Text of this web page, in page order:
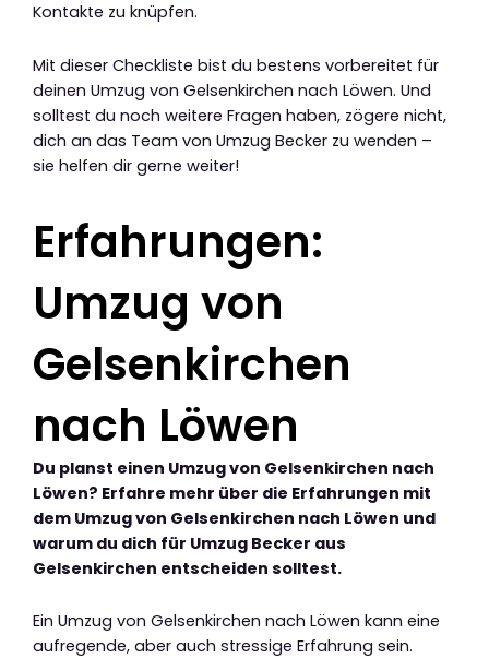
Kontakte zu knüpfen.
Mit dieser Checkliste bist du bestens vorbereitet für
deinen Umzug von Gelsenkirchen nach Löwen. Und
solltest du noch weitere Fragen haben, zögere nicht,
dich an das Team von Umzug Becker zu wenden –
sie helfen dir gerne weiter!
Erfahrungen:
Umzug von
Gelsenkirchen
nach Löwen
Du planst einen Umzug von Gelsenkirchen nach
Löwen? Erfahre mehr über die Erfahrungen mit
dem Umzug von Gelsenkirchen nach Löwen und
warum du dich für Umzug Becker aus
Gelsenkirchen entscheiden solltest.
Ein Umzug von Gelsenkirchen nach Löwen kann eine
aufregende, aber auch stressige Erfahrung sein.